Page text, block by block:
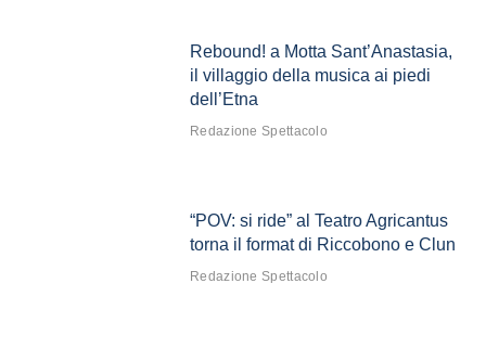
Rebound! a Motta Sant’Anastasia,
il villaggio della musica ai piedi
dell’Etna
Redazione Spettacolo
“POV: si ride” al Teatro Agricantus
torna il format di Riccobono e Clun
Redazione Spettacolo